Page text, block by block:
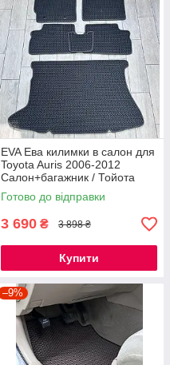
EVA Ева килимки в салон для
Toyota Auris 2006-2012
Салон+багажник / Тойота
Ауріс килимки
Готово до відправки
3 690 ₴ 3 898 ₴
Купити
–9%